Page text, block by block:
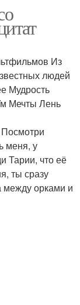
Из
людей
Мудрость
Мечты Лень
меня, у
Тарии, что её
ты сразу
орками и